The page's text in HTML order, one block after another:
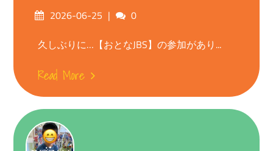
Posted2026-06-25 Comments
0
久しぶりに…【おとなJBS】の参加があり...
Read More